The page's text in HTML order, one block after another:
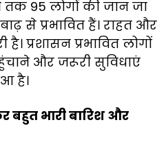
95 लोगों की जान जा
से प्रभावित हैं। राहत और
है। प्रशासन प्रभावित लोगों
और जरूरी सुविधाएं
है।
बहुत भारी बारिश और